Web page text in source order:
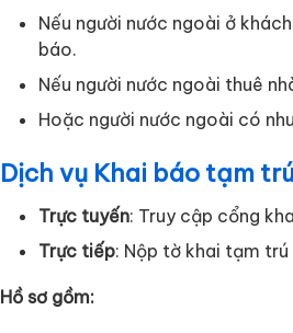
Nếu người nước ngoài ở
báo.
Nếu người nước ngoài thuê
Hoặc người nước ngoài có
Dịch vụ Khai báo tạm
Trực tuyến: Truy cập cổng
Trực tiếp: Nộp tờ khai tạm
Hồ sơ gồm: